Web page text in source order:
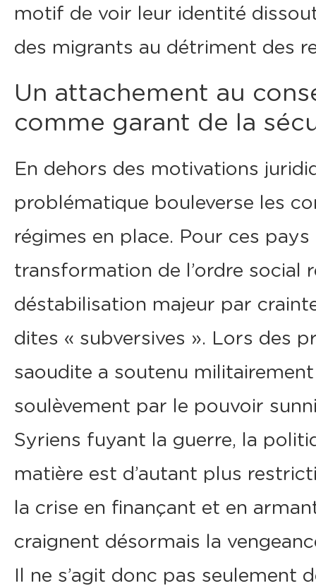
motif de voir leur identité
des migrants au détriment des
Un attachement au
comme garant de la
En dehors des motivations
problématique bouleverse les
régimes en place. Pour ces
transformation de l’ordre social
déstabilisation majeur par
dites « subversives ». Lors des
saoudite a soutenu
soulèvement par le pouvoir
Syriens fuyant la guerre, la
matière est d’autant plus
la crise en finançant et en
craignent désormais la
Il ne s’agit donc pas